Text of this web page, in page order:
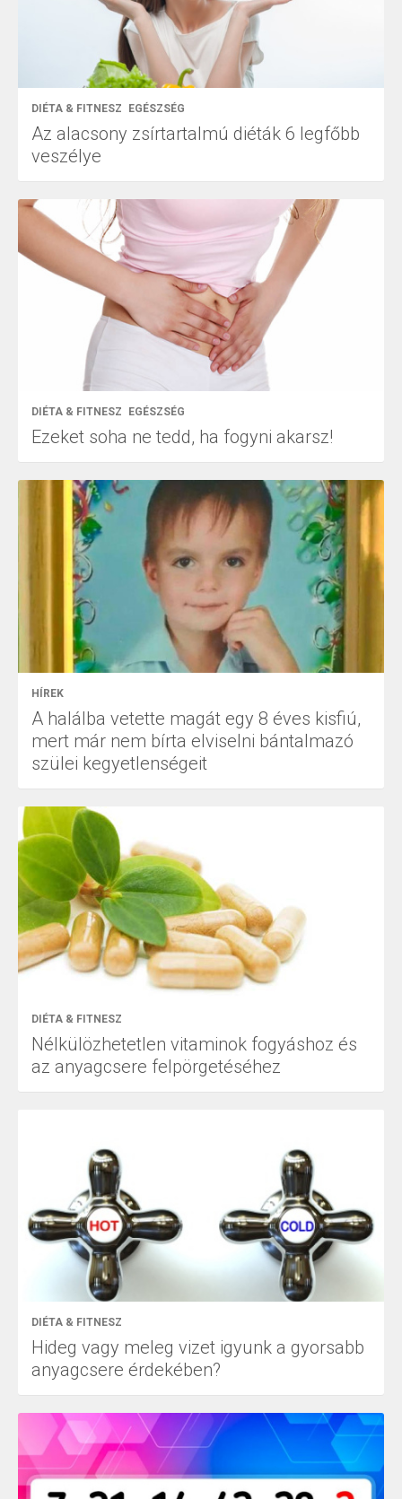
DIÉTA & FITNESZ EGÉSZSÉG
Az alacsony zsírtartalmú diéták 6 legfőbb
veszélye
DIÉTA & FITNESZ EGÉSZSÉG
Ezeket soha ne tedd, ha fogyni akarsz!
HÍREK
A halálba vetette magát egy 8 éves kisfiú,
mert már nem bírta elviselni bántalmazó
szülei kegyetlenségeit
DIÉTA & FITNESZ
Nélkülözhetetlen vitaminok fogyáshoz és
az anyagcsere felpörgetéséhez
DIÉTA & FITNESZ
Hideg vagy meleg vizet igyunk a gyorsabb
anyagcsere érdekében?